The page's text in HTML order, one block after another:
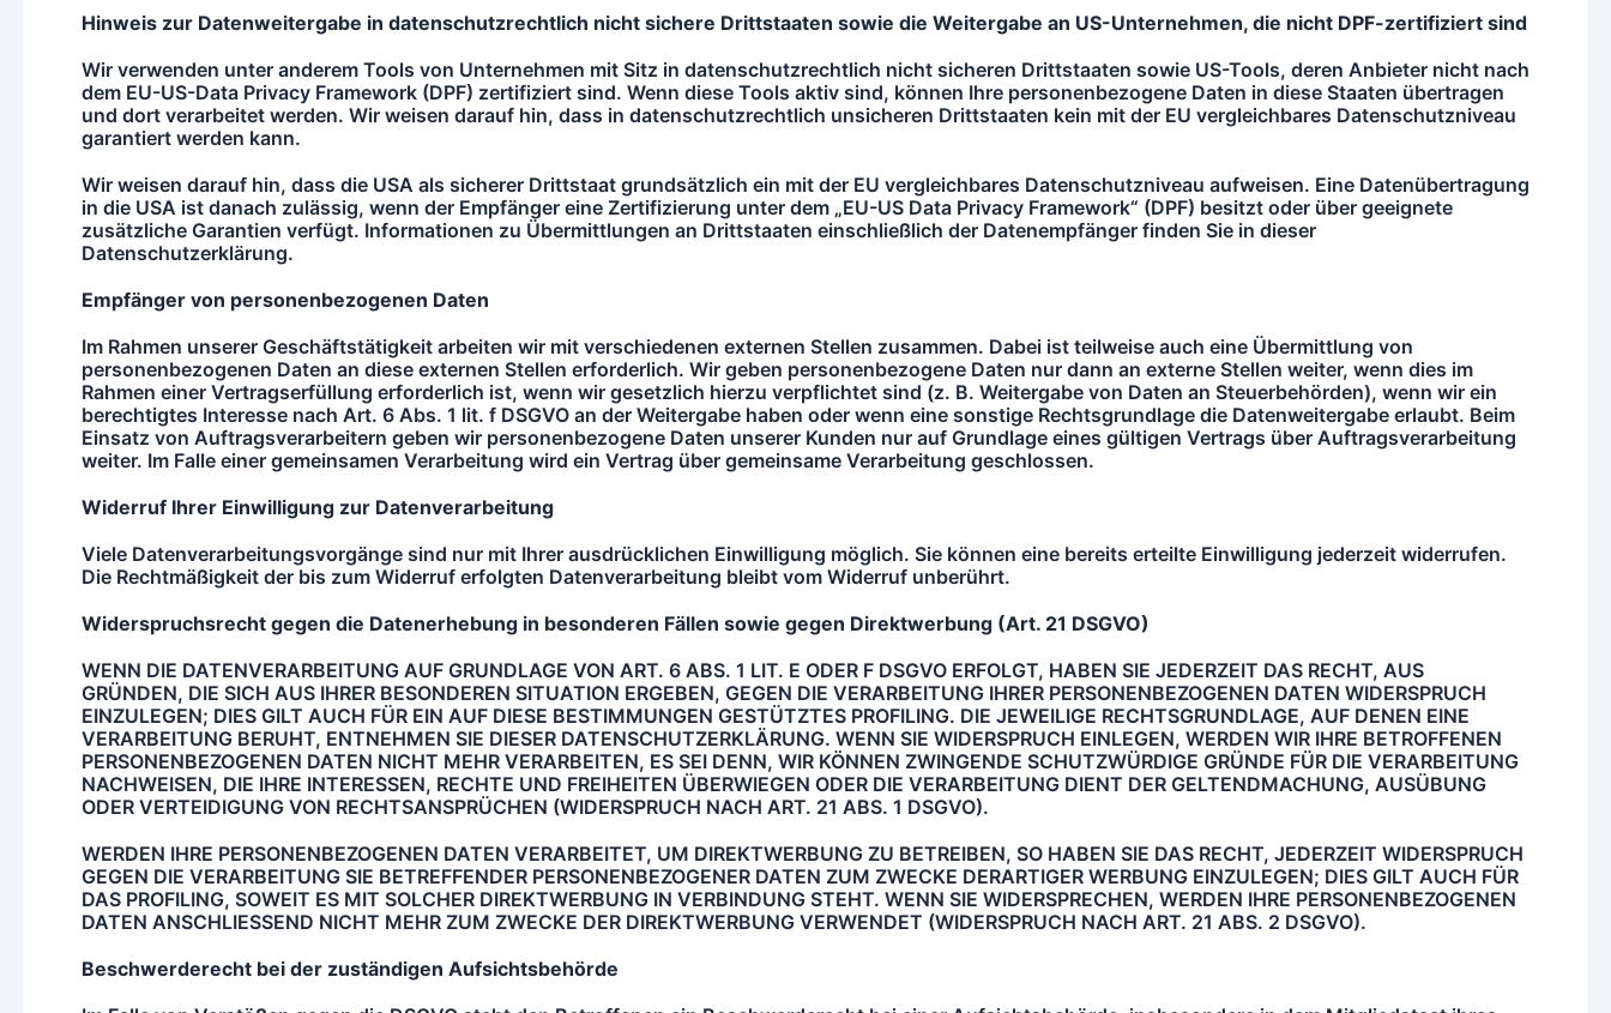
Hinweis zur Datenweitergabe in datenschutzrechtlich nicht sichere Drittstaaten sowie die Weitergabe an US-Unternehmen, die nicht DPF-zertifiziert sind
Wir verwenden unter anderem Tools von Unternehmen mit Sitz in datenschutzrechtlich nicht sicheren Drittstaaten sowie US-Tools, deren Anbieter nicht nach
dem EU-US-Data Privacy Framework (DPF) zertifiziert sind. Wenn diese Tools aktiv sind, können Ihre personenbezogene Daten in diese Staaten übertragen
und dort verarbeitet werden. Wir weisen darauf hin, dass in datenschutzrechtlich unsicheren Drittstaaten kein mit der EU vergleichbares Datenschutzniveau
garantiert werden kann.
Wir weisen darauf hin, dass die USA als sicherer Drittstaat grundsätzlich ein mit der EU vergleichbares Datenschutzniveau aufweisen. Eine Datenübertragung
in die USA ist danach zulässig, wenn der Empfänger eine Zertifizierung unter dem „EU-US Data Privacy Framework“ (DPF) besitzt oder über geeignete
zusätzliche Garantien verfügt. Informationen zu Übermittlungen an Drittstaaten einschließlich der Datenempfänger finden Sie in dieser
Datenschutzerklärung.
Empfanger von personenbezogenen Daten
Im Rahmen unserer Geschäftstätigkeit arbeiten wir mit verschiedenen externen Stellen zusammen. Dabei ist teilweise auch eine Übermittlung von
personenbezogenen Daten an diese externen Stellen erforderlich. Wir geben personenbezogene Daten nur dann an externe Stellen weiter, wenn dies im
Rahmen einer Vertragserfüllung erforderlich ist, wenn wir gesetzlich hierzu verpflichtet sind (z. B. Weitergabe von Daten an Steuerbehörden), wenn wir ein
berechtigtes Interesse nach Art. 6 Abs. 1 lit. f DSGVO an der Weitergabe haben oder wenn eine sonstige Rechtsgrundlage die Datenweitergabe erlaubt. Beim
Einsatz von Auftragsverarbeitern geben wir personenbezogene Daten unserer Kunden nur auf Grundlage eines gültigen Vertrags über Auftragsverarbeitung
weiter. Im Falle einer gemeinsamen Verarbeitung wird ein Vertrag über gemeinsame Verarbeitung geschlossen.
Widerruf Ihrer Einwilligung zur Datenverarbeitung
Viele Datenverarbeitungsvorgänge sind nur mit Ihrer ausdrücklichen Einwilligung möglich. Sie können eine bereits erteilte Einwilligung jederzeit widerrufen.
Die Rechtmäßigkeit der bis zum Widerruf erfolgten Datenverarbeitung bleibt vom Widerruf unberührt.
Widerspruchsrecht gegen die Datenerhebung in besonderen Fallen sowie gegen Direktwerbung (Art. 21 DSGVO)
WENN DIE DATENVERARBEITUNG AUF GRUNDLAGE VON ART. 6 ABS. 1 LIT. E ODER F DSGVO ERFOLGT, HABEN SIE JEDERZEIT DAS RECHT, AUS
GRÜNDEN, DIE SICH AUS IHRER BESONDEREN SITUATION ERGEBEN, GEGEN DIE VERARBEITUNG IHRER PERSONENBEZOGENEN DATEN WIDERSPRUCH
EINZULEGEN; DIES GILT AUCH FÜR EIN AUF DIESE BESTIMMUNGEN GESTÜTZTES PROFILING. DIE JEWEILIGE RECHTSGRUNDLAGE, AUF DENEN EINE
VERARBEITUNG BERUHT, ENTNEHMEN SIE DIESER DATENSCHUTZERKLÄRUNG. WENN SIE WIDERSPRUCH EINLEGEN, WERDEN WIR IHRE BETROFFENEN
PERSONENBEZOGENEN DATEN NICHT MEHR VERARBEITEN, ES SEI DENN, WIR KÖNNEN ZWINGENDE SCHUTZWÜRDIGE GRÜNDE FÜR DIE VERARBEITUNG
NACHWEISEN, DIE IHRE INTERESSEN, RECHTE UND FREIHEITEN ÜBERWIEGEN ODER DIE VERARBEITUNG DIENT DER GELTENDMACHUNG, AUSÜBUNG
ODER VERTEIDIGUNG VON RECHTSANSPRÜCHEN (WIDERSPRUCH NACH ART. 21 ABS. 1 DSGVO).
WERDEN IHRE PERSONENBEZOGENEN DATEN VERARBEITET, UM DIREKTWERBUNG ZU BETREIBEN, SO HABEN SIE DAS RECHT, JEDERZEIT WIDERSPRUCH
GEGEN DIE VERARBEITUNG SIE BETREFFENDER PERSONENBEZOGENER DATEN ZUM ZWECKE DERARTIGER WERBUNG EINZULEGEN; DIES GILT AUCH FÜR
DAS PROFILING, SOWEIT ES MIT SOLCHER DIREKTWERBUNG IN VERBINDUNG STEHT. WENN SIE WIDERSPRECHEN, WERDEN IHRE PERSONENBEZOGENEN
DATEN ANSCHLIESSEND NICHT MEHR ZUM ZWECKE DER DIREKTWERBUNG VERWENDET (WIDERSPRUCH NACH ART. 21 ABS. 2 DSGVO).
Beschwerderecht bei der zustandigen Aufsichtsbehorde